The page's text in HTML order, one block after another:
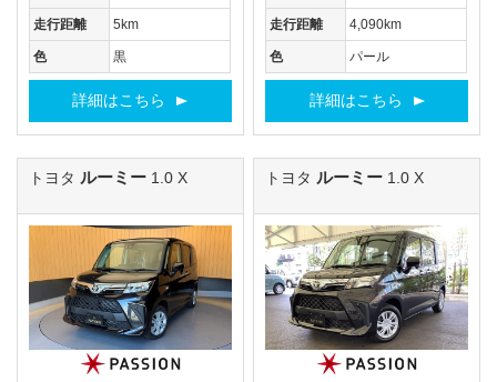
走行距離 5km
色 黒
詳細はこちら
走行距離 4,090km
色 パール
詳細はこちら
トヨタ ルーミー 1.0 X トヨタ ルーミー 1.0 X